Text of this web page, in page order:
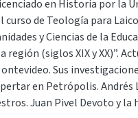
en Historia por la
de Teología para
y Ciencias de la
(siglos XIX y XX)”.
Sus
en Petrópolis.
Juan Pivel Devoto y